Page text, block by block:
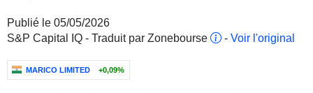
Publié le 05/05/2026
S&P Capital IQ - Traduit par Zonebourse
- Voir l'original
MARICO LIMITED +0,09%